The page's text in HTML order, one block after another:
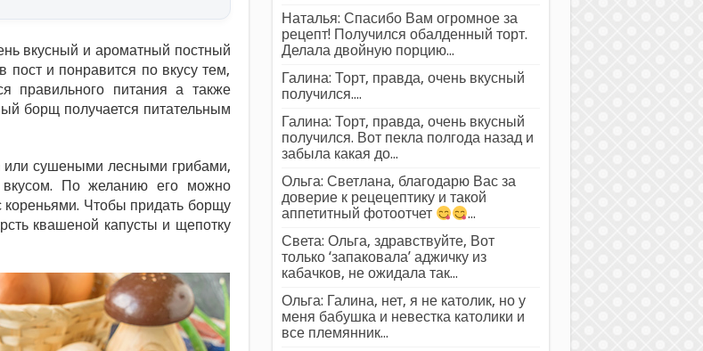
вкусный и ароматный постный
пост и понравится по вкусу тем,
правильного питания а также
борщ получается питательным
или сушеными лесными грибами,
По желанию его можно
кореньями. Чтобы придать борщу
квашеной капусты и щепотку
Наталья: Спасибо Вам огромное за
рецепт! Получился обалденный торт.
Делала двойную порцию...
Галина: Торт, правда, очень вкусный
получился....
Галина: Торт, правда, очень вкусный
получился. Вот пекла полгода назад и
забыла какая до...
Ольга: Светлана, благодарю Вас за
доверие к рецецептику и такой
аппетитный фотоотчет
...
Света: Ольга, здравствуйте, Вот
только ‘запаковала’ аджичку из
кабачков, не ожидала так...
Ольга: Галина, нет, я не католик, но у
меня бабушка и невестка католики и
все племянник...